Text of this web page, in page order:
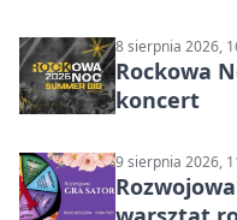
8 sierpnia 2026,
Rockowa
koncert
9 sierpnia 2026,